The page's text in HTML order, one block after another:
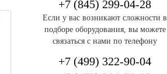
+7 (845) 299-04-28
Если у вас возникают сложности в
подборе оборудования, вы можете
связаться с нами по телефону
+7 (499) 322-90-04